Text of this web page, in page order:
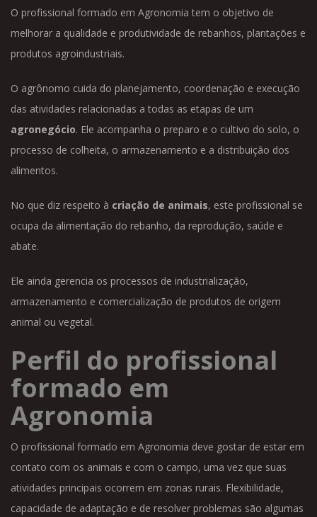
O profissional formado em Agronomia tem o objetivo de
melhorar a qualidade e produtividade de rebanhos, plantações e
produtos agroindustriais.
O agrônomo cuida do planejamento, coordenação e execução
das atividades relacionadas a todas as etapas de um
agronegócio. Ele acompanha o preparo e o cultivo do solo, o
processo de colheita, o armazenamento e a distribuição dos
alimentos.
No que diz respeito à criação de animais, este profissional se
ocupa da alimentação do rebanho, da reprodução, saúde e
abate.
Ele ainda gerencia os processos de industrialização,
armazenamento e comercialização de produtos de origem
animal ou vegetal.
Perfil do profissional
formado em
Agronomia
O profissional formado em Agronomia deve gostar de estar em
contato com os animais e com o campo, uma vez que suas
atividades principais ocorrem em zonas rurais. Flexibilidade,
capacidade de adaptação e de resolver problemas são algumas